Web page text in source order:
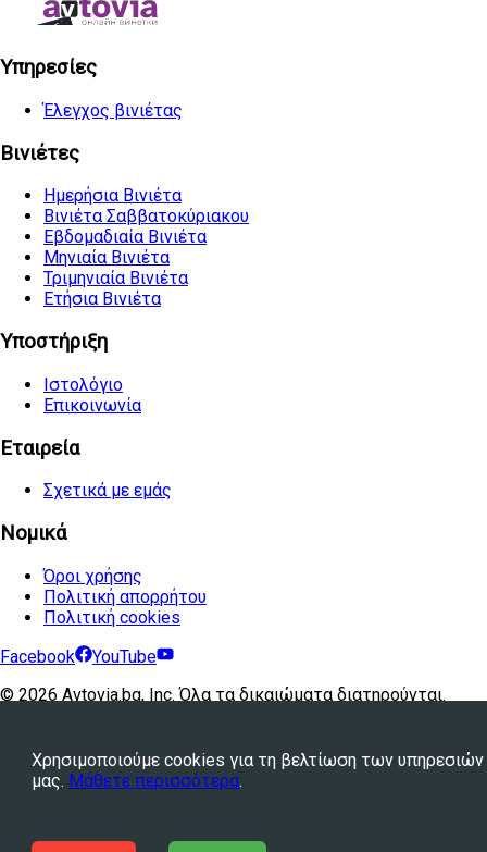
Χρησιμοποιούμε cookies για τη βελτίωση των υπηρεσιών
μας. Μάθετε περισσότερα.
Υπηρεσίες
Έλεγχος βινιέτας
Βινιέτες
Ημερήσια Βινιέτα
Βινιέτα Σαββατοκύριακου
Εβδομαδιαία Βινιέτα
Μηνιαία Βινιέτα
Τριμηνιαία Βινιέτα
Ετήσια Βινιέτα
Υποστήριξη
Ιστολόγιο
Επικοινωνία
Εταιρεία
Σχετικά με εμάς
Νομικά
Όροι χρήσης
Πολιτική απορρήτου
Πολιτική cookies
Facebook
YouTube
© 2026 Avtovia.bg, Inc. Όλα τα δικαιώματα διατηρούνται.